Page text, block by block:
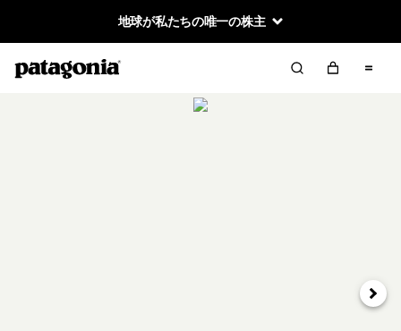
地球が私たちの唯一の株主
次へ